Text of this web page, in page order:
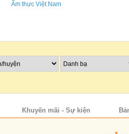
Ẩm thực Việt Nam
Khuyến mãi - Sự kiện